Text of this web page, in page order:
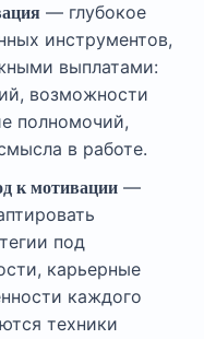
— глубокое
инструментов,
выплатами:
возможности
полномочий,
в работе.
к мотивации —
под
карьерные
каждого
техники